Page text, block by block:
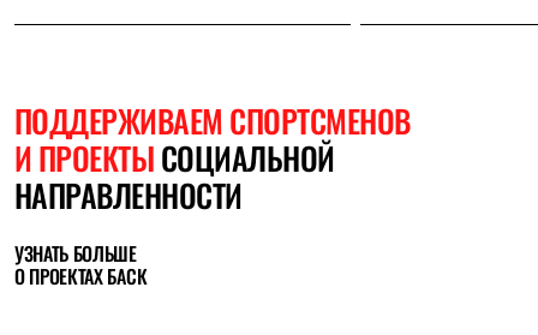
ПОДДЕРЖИВАЕМ СПОРТСМЕНОВ
И ПРОЕКТЫСОЦИАЛЬНОЙ
НАПРАВЛЕННОСТИ
УЗНАТЬ БОЛЬШЕ
О ПРОЕКТАХ БАСК